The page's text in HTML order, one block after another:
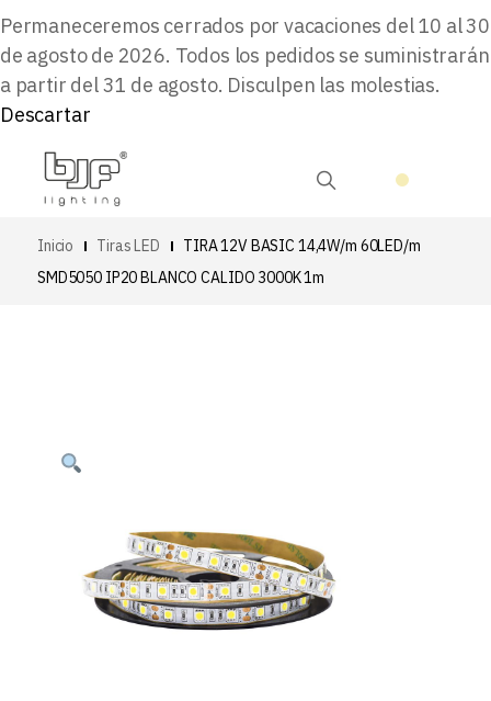
Permaneceremos cerrados por vacaciones del 10 al 30
de agosto de 2026. Todos los pedidos se suministrarán
a partir del 31 de agosto. Disculpen las molestias.
Descartar
Inicio Tiras LED
TIRA 12V BASIC 14,4W/m 60LED/m
SMD5050 IP20 BLANCO CALIDO 3000K 1m